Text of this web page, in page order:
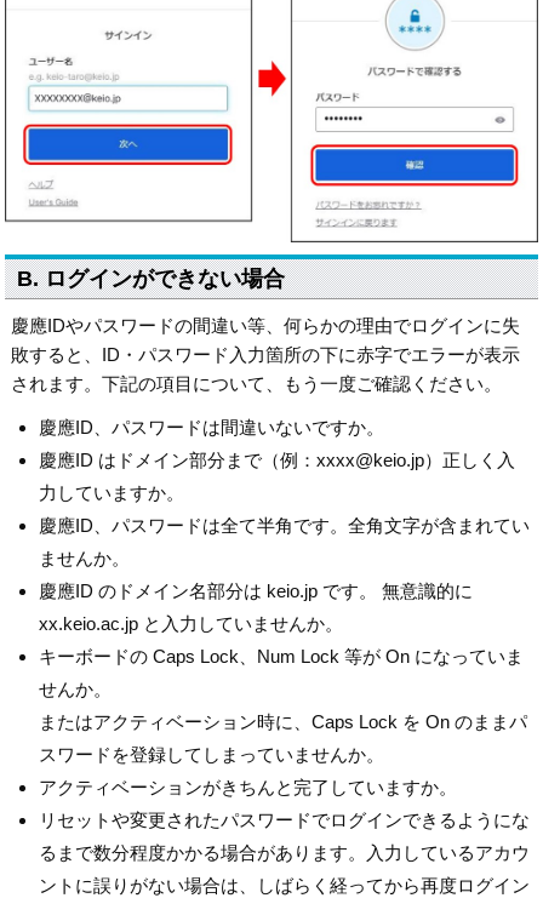
B. ログインができない場合
慶應IDやパスワードの間違い等、何らかの理由でログインに失
敗すると、ID・パスワード入力箇所の下に赤字でエラーが表示
されます。下記の項目について、もう一度ご確認ください。
慶應ID、パスワードは間違いないですか。
慶應ID はドメイン部分まで（例：xxxx@keio.jp）正しく入
力していますか。
慶應ID、パスワードは全て半角です。全角文字が含まれてい
ませんか。
慶應ID のドメイン名部分は keio.jp です。 無意識的に
xx.keio.ac.jp と入力していませんか。
キーボードの Caps Lock、Num Lock 等が On になっていま
せんか。
またはアクティベーション時に、Caps Lock を On のままパ
スワードを登録してしまっていませんか。
アクティベーションがきちんと完了していますか。
リセットや変更されたパスワードでログインできるようにな
るまで数分程度かかる場合があります。入力しているアカウ
ントに誤りがない場合は、しばらく経ってから再度ログイン